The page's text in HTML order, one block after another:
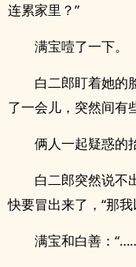
连累家里？”
满宝噎了一下。
白二郎盯着她的
了一会儿，突然间有
俩人一起疑惑的
白二郎突然说不
快要冒出来了，“那
满宝和白善：